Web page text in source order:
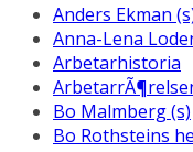
Anders Ekman
Anna-Lena
Arbetarhistoria
Bo Malmberg (s)
Bo Rothsteins